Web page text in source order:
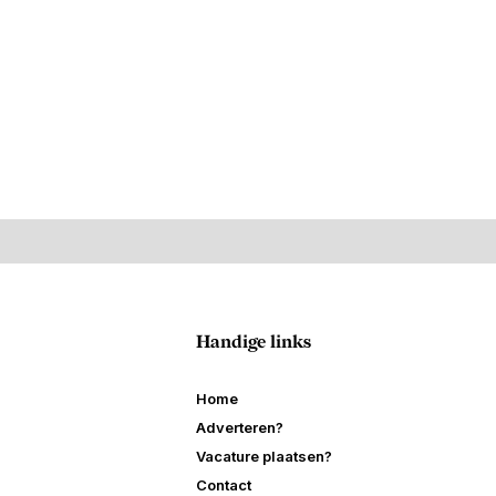
Handige links
Home
Adverteren?
Vacature plaatsen?
Contact